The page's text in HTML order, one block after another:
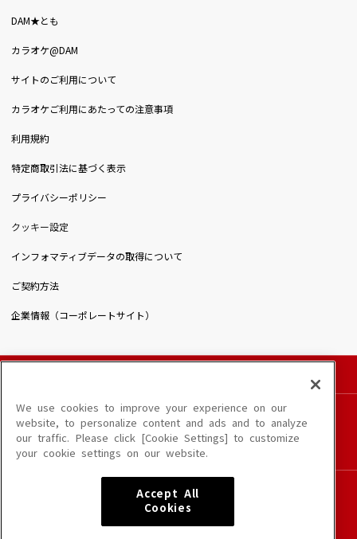
DAM★とも
カラオケ@DAM
サイトのご利用について
カラオケご利用にあたっての注意事項
利用規約
特定商取引法に基づく表示
プライバシーポリシー
クッキー設定
インフォマティブデータの取得について
ご契約方法
企業情報（コーポレートサイト）
このサイトに掲載されている一切の文章・画像・写真・動画・音声等を、手段や形態を
問わず、著作権法の定める範囲を超えて無断で複製、転載、ファイル化などすることを
禁じます。
楽曲によりMYリスト保存ができない場合があります。
6602250213Y31015 6602250112Y38026 6602250240Y31015
We use cookies to improve your experience on our
website, to personalize content and ads and to analyze
our traffic. Please click [Cookie Settings] to customize
your cookie settings on our website.
Accept All
Cookies